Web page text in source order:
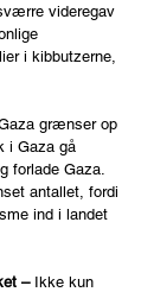
videregav
i kibbutzerne,
grænser op
i Gaza gå
forlade Gaza.
antallet, fordi
ind i landet
– Ikke kun